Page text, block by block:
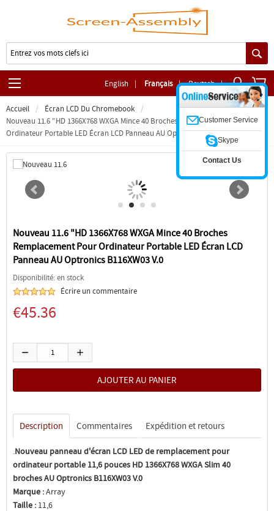
English | Français | Deutsch |
Accueil
Écran LCD Du Chromebook
Nouveau 11.6 "HD 1366X768 WXGA Mince 40 Broches Remplacement Pour
Ordinateur Portable LED Écran LCD Panneau AU Optronics B116XW03 V.0
Nouveau 11.6 "HD 1366X768 WXGA Mince 40 Broches
Remplacement Pour Ordinateur Portable LED Écran LCD
Panneau AU Optronics B116XW03 V.0
Disponibilité: en stock
Écrire un commentaire
€45.36
Description Commentaires Expédition et retours
.Nouveau panneau d'écran LCD LED de remplacement pour
ordinateur portable 11,6 pouces HD 1366X768 WXGA Slim 40
broches AU Optronics B116XW03 V.0
Marque :Array
Taille : 11,6
Customer Service
Skype
Contact Us